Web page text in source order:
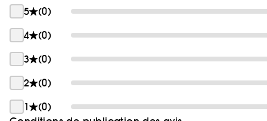
5
(0)
4
(0)
3
(0)
2
(0)
1
(0)